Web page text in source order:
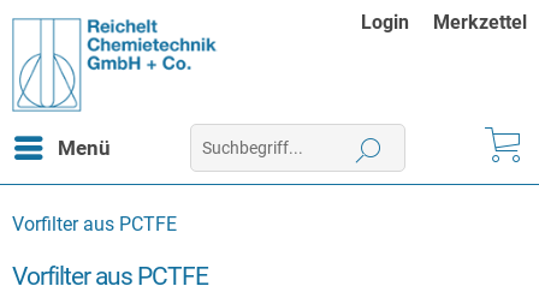
Login Merkzettel
Menü
Vorfilter aus PCTFE
Vorfilter aus PCTFE